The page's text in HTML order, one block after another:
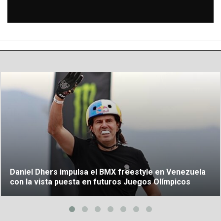
Daniel Dhers impulsa el BMX freestyle en Venezuela
con la vista puesta en futuros Juegos Olímpicos